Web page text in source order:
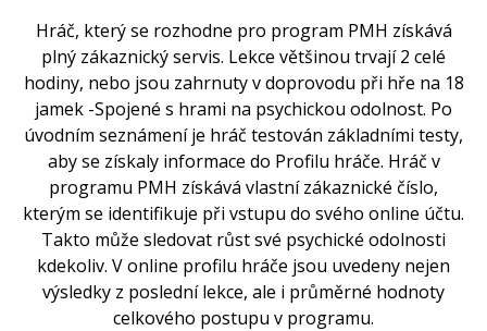
Hráč, který se rozhodne pro program PMH získává
plný zákaznickýservis. Lekce většinou trvají 2 celé
hodiny, nebo jsou zahrnuty v doprovodu při hře na 18
jamek -Spojené s hrami na psychickou odolnost. Po
úvodním seznámení je hráč testován základními testy,
aby se získaly informace do Profilu hráče. Hráč v
programu PMH získává vlastní zákaznické číslo,
kterým se identifikuje při vstupu do svého online účtu.
Takto může sledovat růst své psychické odolnosti
kdekoliv. Vonline profilu hráče jsou uvedeny nejen
výsledky z poslední lekce, ale i průměrné hodnoty
celkového postupu v programu.